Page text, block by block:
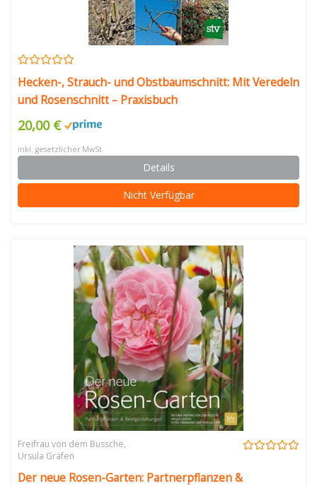
Hecken-, Strauch- und Obstbaumschnitt: Mit Veredeln
und Rosenschnitt – Praxisbuch
20,00 €
inkl. gesetzlicher MwSt.
Details
Nicht Verfügbar
Freifrau von dem Bussche,
Ursula Gräfen
Der neue Rosen-Garten: Partnerpflanzen &